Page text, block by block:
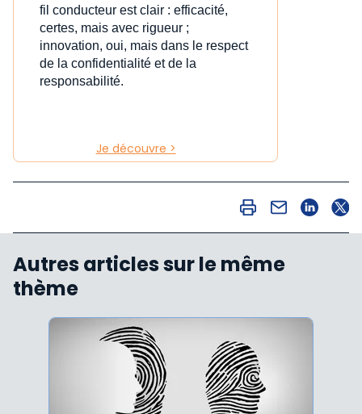
fil conducteur est clair : efficacité,
certes, mais avec rigueur ;
innovation, oui, mais dans le respect
de la confidentialité et de la
responsabilité.
Je découvre >
Autres articles sur le même
thème